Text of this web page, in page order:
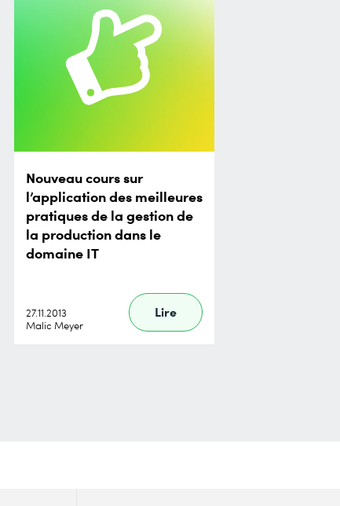
Nouveau cours sur
l’application des meilleures
pratiques de la gestion de
la production dans le
domaine IT
27.11.2013
Malic Meyer
Lire